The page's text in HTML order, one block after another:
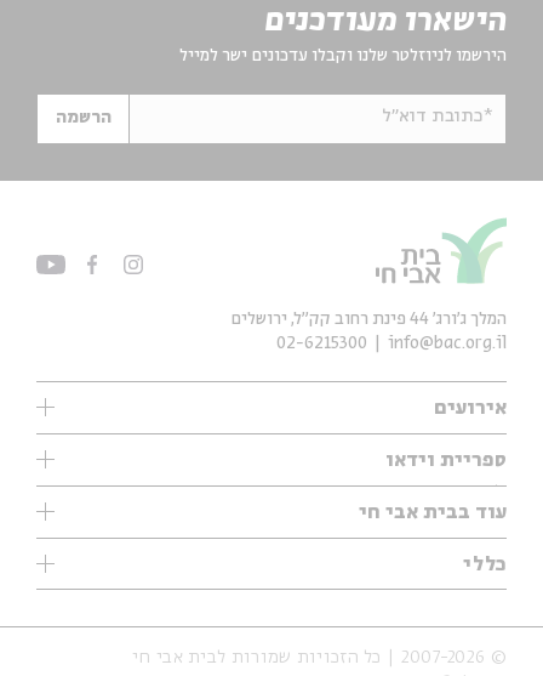
הישארו מעודכנים
הירשמו לניוזלטר שלנו וקבלו עדכונים ישר למייל
*כתובת דוא"ל הרשמה
אירועים
עיון
אנגלית
נוער
סדרות
אירועי עבר
ספריית וידאו
ילדים
מוזיקה
עיון
מיוחדים
עוד בבית אבי חי
תערוכות
מיוחדים
כללי
אודות
הצהרת נגישות
המלך ג'ורג' 44 פינת רחוב קק״ל, ירושלים
info@bac.org.il
02-6215300
© 2007-2026 | כל הזכויות שמורות לבית אבי חי